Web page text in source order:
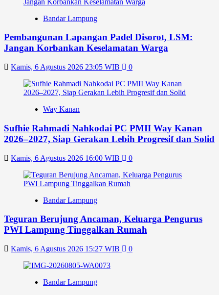
Bandar Lampung
Pembangunan Lapangan Padel Disorot, LSM:
Jangan Korbankan Keselamatan Warga
Kamis, 6 Agustus 2026 23:05 WIB 0
Way Kanan
Sufhie Rahmadi Nahkodai PC PMII Way Kanan
2026–2027, Siap Gerakan Lebih Progresif dan Solid
Kamis, 6 Agustus 2026 16:00 WIB 0
Bandar Lampung
Teguran Berujung Ancaman, Keluarga Pengurus
PWI Lampung Tinggalkan Rumah
Kamis, 6 Agustus 2026 15:27 WIB 0
Bandar Lampung